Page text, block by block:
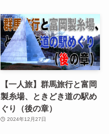
【一人旅】群馬旅行と富岡
製糸場、ときどき道の駅め
ぐり（後の章）
2024年12月27日